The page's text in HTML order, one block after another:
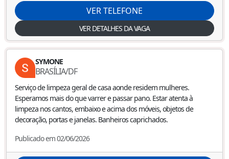
VER TELEFONE
VER DETALHES DA VAGA
SYMONE
BRASÍLIA/DF
Serviço de limpeza geral de casa aonde residem mulheres.
Esperamos mais do que varrer e passar pano. Estar atenta à
limpeza nos cantos, embaixo e acima dos móveis, objetos de
decoração, portas e janelas. Banheiros caprichados.
Publicado em 02/06/2026